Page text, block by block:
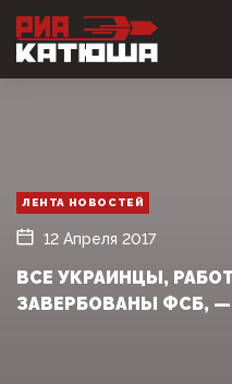
ЛЕНТА НОВОСТЕЙ
12 Апреля 2017
ВСЕ УКРАИНЦЫ,
ЗАВЕРБОВАНЫ ФСБ,